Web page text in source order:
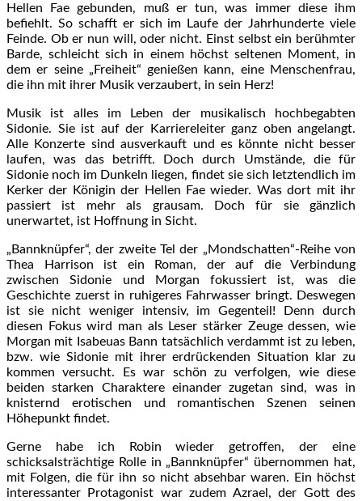
Hellen Fae gebunden, muß er tun, was immer diese ihm
befiehlt. So schafft er sich im Laufe der Jahrhunderte viele
Feinde. Ob er nun will, oder nicht. Einst selbst ein berühmter
Barde, schleicht sich in einem höchst seltenen Moment, in
dem er seine „Freiheit“ genießen kann, eine Menschenfrau,
die ihn mit ihrer Musik verzaubert, in sein Herz!
Musik ist alles im Leben der musikalisch hochbegabten
Sidonie. Sie ist auf der Karriereleiter ganz oben angelangt.
Alle Konzerte sind ausverkauft und es könnte nicht besser
laufen, was das betrifft. Doch durch Umstände, die für
Sidonie noch im Dunkeln liegen, findet sie sich letztendlich im
Kerker der Königin der Hellen Fae wieder. Was dort mit ihr
passiert ist mehr als grausam. Doch für sie gänzlich
unerwartet, ist Hoffnung in Sicht.
„Bannknüpfer“, der zweite Tel der „Mondschatten“-Reihe von
Thea Harrison ist ein Roman, der auf die Verbindung
zwischen Sidonie und Morgan fokussiert ist, was die
Geschichte zuerst in ruhigeres Fahrwasser bringt. Deswegen
ist sie nicht weniger intensiv, im Gegenteil! Denn durch
diesen Fokus wird man als Leser stärker Zeuge dessen, wie
Morgan mit Isabeuas Bann tatsächlich verdammt ist zu leben,
bzw. wie Sidonie mit ihrer erdrückenden Situation klar zu
kommen versucht. Es war schön zu verfolgen, wie diese
beiden starken Charaktere einander zugetan sind, was in
knisternd erotischen und romantischen Szenen seinen
Höhepunkt findet.
Gerne habe ich Robin wieder getroffen, der eine
schicksalsträchtige Rolle in „Bannknüpfer“ übernommen hat,
mit Folgen, die für ihn so nicht absehbar waren. Ein höchst
interessanter Protagonist war zudem Azrael, der Gott des